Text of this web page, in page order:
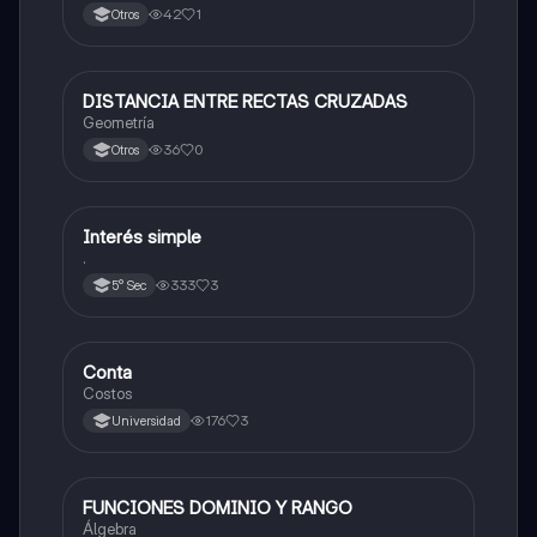
Otros 42 1
Matemáticas
DISTANCIA ENTRE RECTAS CRUZADAS
Geometría
Otros 36 0
Matemáticas
Interés simple
.
5° Sec 333 3
Matemáticas
Conta
Costos
Universidad 176 3
Matemáticas
FUNCIONES DOMINIO Y RANGO
Álgebra